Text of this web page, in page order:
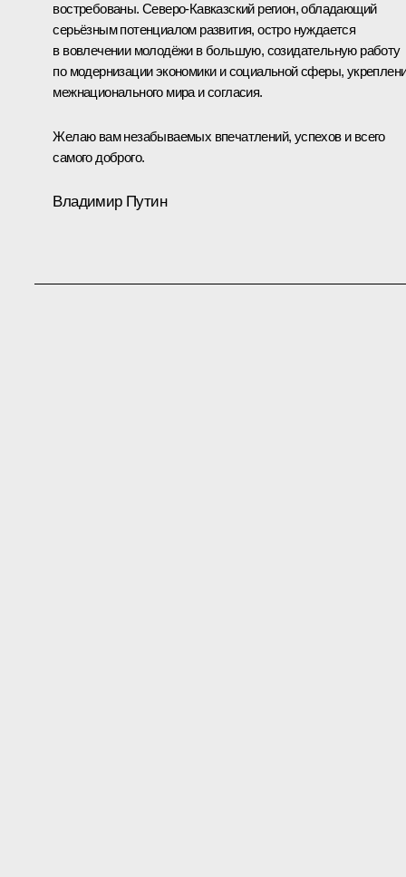
востребованы. Северо-Кавказский регион, обладающий
серьёзным потенциалом развития, остро нуждается
в вовлечении молодёжи в большую, созидательную работу
по модернизации экономики и социальной сферы,
межнационального мира и согласия.
Желаю вам незабываемых впечатлений, успехов и всего
самого доброго.
Владимир Путин